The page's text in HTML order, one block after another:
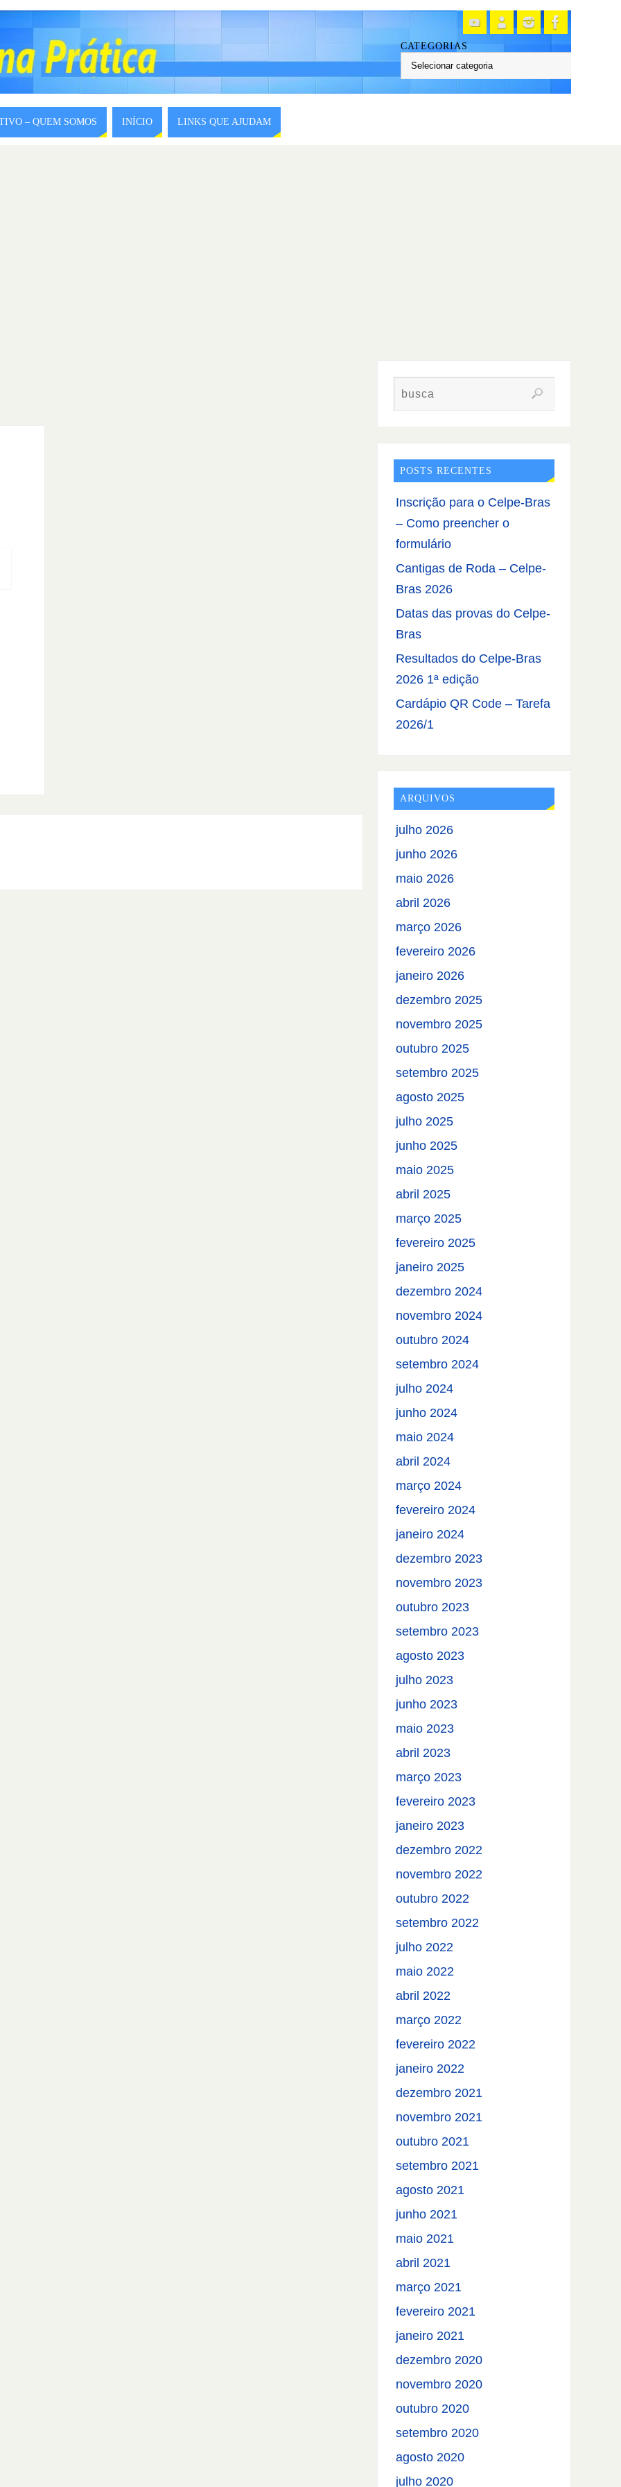
CATEGORIAS
– QUEM SOMOS INÍCIO LINKS QUE AJUDAM
POSTS RECENTES
Inscrição para o Celpe-Bras
– Como preencher o
formulário
Cantigas de Roda – Celpe-
Bras 2026
Datas das provas do Celpe-
Bras
Resultados do Celpe-Bras
2026 1ª edição
Cardápio QR Code – Tarefa
2026/1
ARQUIVOS
julho 2026
junho 2026
maio 2026
abril 2026
março 2026
fevereiro 2026
janeiro 2026
dezembro 2025
novembro 2025
outubro 2025
setembro 2025
agosto 2025
julho 2025
junho 2025
maio 2025
abril 2025
março 2025
fevereiro 2025
janeiro 2025
dezembro 2024
novembro 2024
outubro 2024
setembro 2024
julho 2024
junho 2024
maio 2024
abril 2024
março 2024
fevereiro 2024
janeiro 2024
dezembro 2023
novembro 2023
outubro 2023
setembro 2023
agosto 2023
julho 2023
junho 2023
maio 2023
abril 2023
março 2023
fevereiro 2023
janeiro 2023
dezembro 2022
novembro 2022
outubro 2022
setembro 2022
julho 2022
maio 2022
abril 2022
março 2022
fevereiro 2022
janeiro 2022
dezembro 2021
novembro 2021
outubro 2021
setembro 2021
agosto 2021
junho 2021
maio 2021
abril 2021
março 2021
fevereiro 2021
janeiro 2021
dezembro 2020
novembro 2020
outubro 2020
setembro 2020
agosto 2020
julho 2020